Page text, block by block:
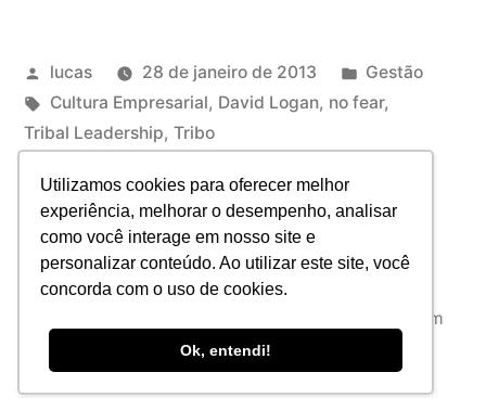
Utilizamos cookies para oferecer melhor
experiência, melhorar o desempenho, analisar
como você interage em nosso site e
personalizar conteúdo. Ao utilizar este site, você
concorda com o uso de cookies.
Ok, entendi!
lucas 28 de janeiro de 2013
Gestão
Cultura Empresarial, David Logan, no fear,
Tribal Leadership, Tribo
1 2 3 4
Orgulhosamente desenvolvido com
Política de privacidade